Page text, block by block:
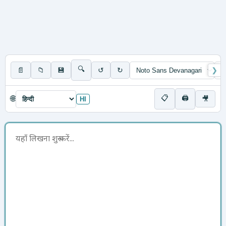
📄 📁 💾 🔍 ↺ ↻ ❯
🌐 HI 📋 🖨 🎥